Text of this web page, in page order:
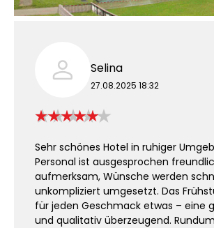
Selina
27.08.2025 18:32
Sehr schönes Hotel in ruhiger
Personal ist ausgesprochen
aufmerksam, Wünsche werden
unkompliziert umgesetzt. Das
für jeden Geschmack etwas – eine
und qualitativ überzeugend.